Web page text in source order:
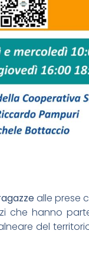
alle prese
che hanno
del